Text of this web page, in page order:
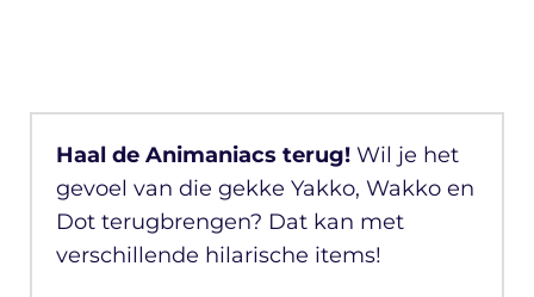
Haal de Animaniacs terug! Wil je het
gevoel van die gekke Yakko, Wakko en
Dot terugbrengen? Dat kan met
verschillende hilarische items!